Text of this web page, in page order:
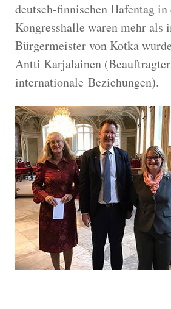
deutsch-finnischen Hafentag
Kongresshalle waren mehr als
Bürgermeister von Kotka
Antti Karjalainen
internationale Beziehungen).